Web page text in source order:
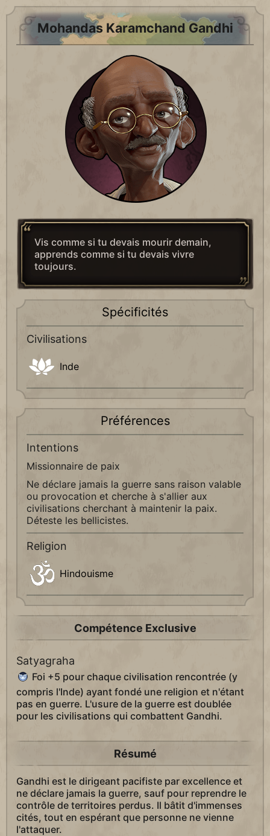
Mohandas Karamchand Gandhi
Vis comme si tu devais mourir demain,
apprends comme si tu devais vivre
toujours.
Spécificités
Civilisations
Inde
Préférences
Intentions
Missionnaire de paix
Ne déclare jamais la guerre sans raison valable
ou provocation et cherche à s'allier aux
civilisations cherchant à maintenir la paix.
Déteste les bellicistes.
Religion
Hindouisme
Compétence Exclusive
Satyagraha
Foi +5 pour chaque civilisation rencontrée (y
compris l'Inde) ayant fondé une religion et n'étant
pas en guerre. L'usure de la guerre est doublée
pour les civilisations qui combattent Gandhi.
Résumé
Gandhi est le dirigeant pacifiste par excellence et
ne déclare jamais la guerre, sauf pour reprendre le
contrôle de territoires perdus. Il bâtit d'immenses
cités, tout en espérant que personne ne vienne
l'attaquer.